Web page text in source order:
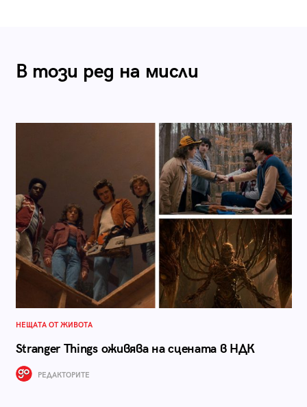
В този ред на мисли
НЕЩАТА ОТ ЖИВОТА
Stranger Things оживява на сцената в НДК
РЕДАКТОРИТЕ